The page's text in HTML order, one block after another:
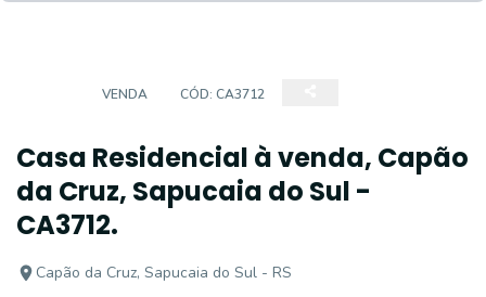
VENDA CÓD: CA3712
Casa Residencial à venda, Capão
da Cruz, Sapucaia do Sul -
CA3712.
Capão da Cruz, Sapucaia do Sul - RS